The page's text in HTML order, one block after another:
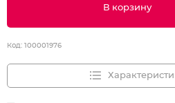
В корзину
Код: 100001976